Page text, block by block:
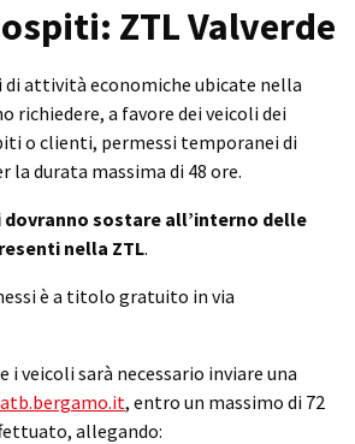
ZTL Valverde
attività economiche ubicate nella
richiedere, a favore dei veicoli dei
o clienti, permessi temporanei di
la durata massima di 48 ore.
sostare all’interno delle
nella ZTL.
è a titolo gratuito in via
i veicoli sarà necessario inviare una
, entro un massimo di 72
allegando: